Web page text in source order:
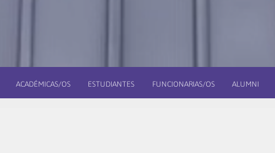
ACADÉMICAS/OS ESTUDIANTES FUNCIONARIAS/OS ALUMNI